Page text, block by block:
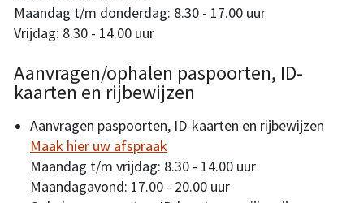
Maandag t/m donderdag: 8.30 - 17.00 uur
Vrijdag: 8.30 - 14.00 uur
Aanvragen/ophalen paspoorten, ID-
kaarten en rijbewijzen
Aanvragen paspoorten, ID-kaarten en rijbewijzen
Maak hier uw afspraak
Maandag t/m vrijdag: 8.30 - 14.00 uur
Maandagavond: 17.00 - 20.00 uur